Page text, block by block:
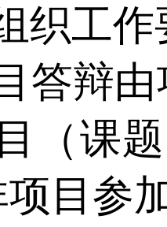
织工作
答辩
（课
目参